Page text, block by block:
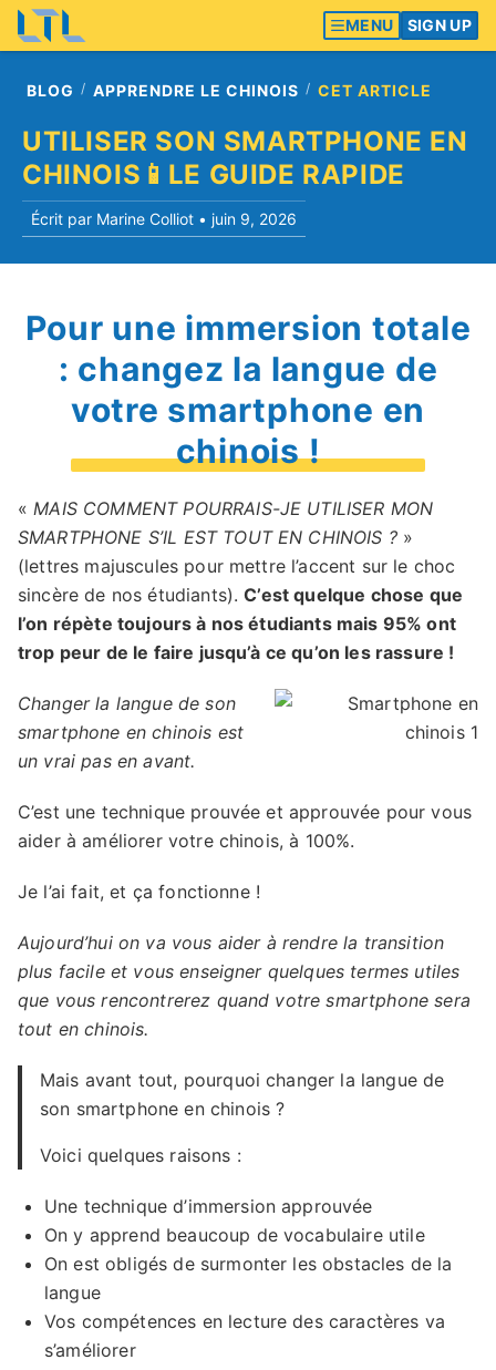
MENU SIGN UP
BLOG APPRENDRE LE CHINOIS CET ARTICLE
UTILISER SON SMARTPHONE EN
CHINOIS📱LE GUIDE RAPIDE
Écrit par Marine Colliot • juin 9, 2026
Pour une immersion totale
: changez la langue de
votre smartphone en
chinois !
«MAIS COMMENT POURRAIS-JE UTILISER MON
SMARTPHONE S’IL EST TOUT EN CHINOIS ?»
(lettres majuscules pour mettre l’accent sur le choc
sincère de nos étudiants).C’est quelque chose que
l’on répète toujours à nos étudiants mais 95% ont
trop peur de le faire jusqu’à ce qu’on les rassure !
Changer la langue de son
smartphone en chinois est
un vrai pas en avant.
C’est une technique prouvée et approuvée pour vous
aider à améliorer votre chinois, à 100%.
Je l’ai fait, et ça fonctionne !
Aujourd’hui on va vous aider à rendre la transition
plus facile et vous enseigner quelques termes utiles
que vous rencontrerez quand votre smartphone sera
tout en chinois.
Mais avant tout, pourquoi changer la langue de
son smartphone en chinois ?
Voici quelques raisons :
Une technique d’immersion approuvée
On y apprend beaucoup de vocabulaire utile
On est obligés de surmonter les obstacles de la
langue
Vos compétences en lecture des caractères va
s’améliorer